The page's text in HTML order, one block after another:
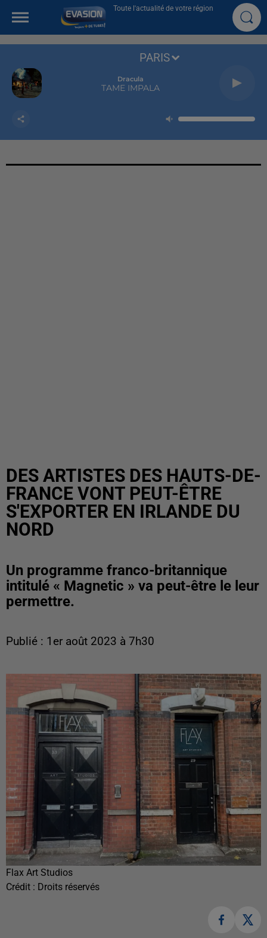
Toute l'actualité de votre région
Dracula
TAME IMPALA
PARIS
DES ARTISTES DES HAUTS-DE-
FRANCE VONT PEUT-ÊTRE
S'EXPORTER EN IRLANDE DU
NORD
Un programme franco-britannique
intitulé « Magnetic » va peut-être le leur
permettre.
Publié : 1er août 2023 à 7h30
Flax Art Studios
Crédit : Droits réservés